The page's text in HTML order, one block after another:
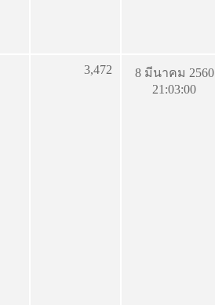
3,472
8 มีนาคม 2560
21:03:00